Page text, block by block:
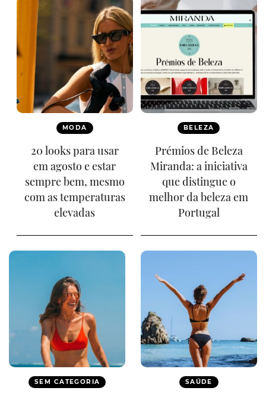
MODA
20 looks para usar
em agosto e estar
sempre bem, mesmo
com as temperaturas
elevadas
BELEZA
Prémios de Beleza
Miranda: a iniciativa
que distingue o
melhor da beleza em
Portugal
SEM CATEGORIA SAÚDE